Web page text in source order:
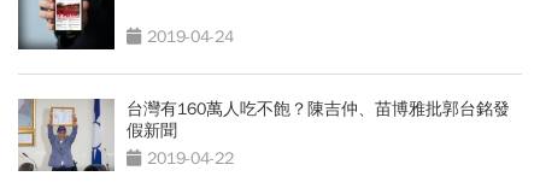
2019-04-24
台灣有160萬人吃不飽？陳吉仲、苗博雅批郭台銘發
假新聞
2019-04-22